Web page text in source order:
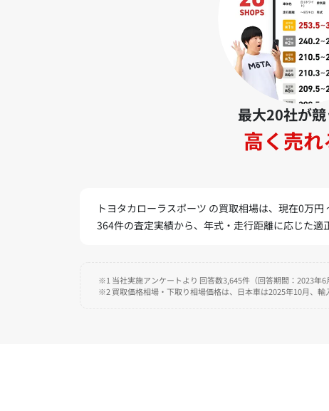
最大20社が
高く売れ
トヨタカローラスポーツ の買取相場は、現在0万
364件の査定実績から、年式・走行距離に応じた
※1 当社実施アンケートより 回答数3,645件（回答期間：2023年6
※2 買取価格相場・下取り相場価格は、日本車は2025年10月、